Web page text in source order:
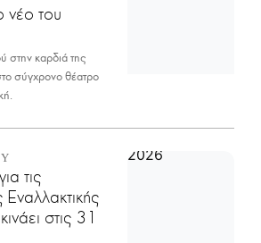
νέο του
στην καρδιά της
σύγχρονο θέατρο
τις
στις 31